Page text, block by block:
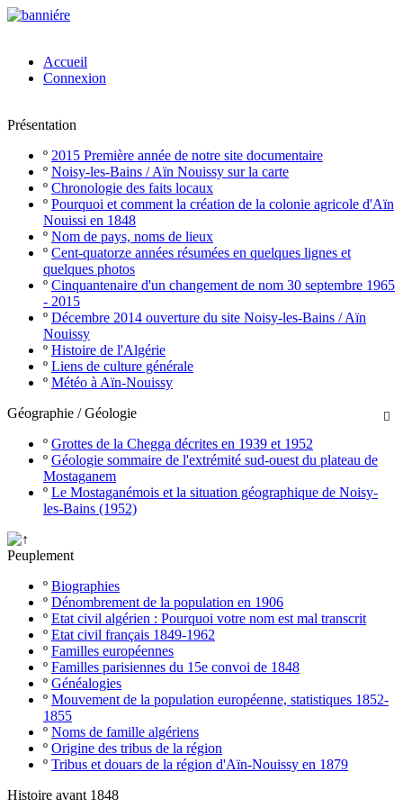
Accueil
Connexion
Présentation
º 2015 Première année de notre site documentaire
º Noisy-les-Bains / Aïn Nouissy sur la carte
º Chronologie des faits locaux
º Pourquoi et comment la création de la colonie agricole d'Aïn
Nouissi en 1848
º Nom de pays, noms de lieux
º Cent-quatorze années résumées en quelques lignes et
quelques photos
º Cinquantenaire d'un changement de nom 30 septembre 1965
- 2015
º Décembre 2014 ouverture du site Noisy-les-Bains / Aïn
Nouissy
º Histoire de l'Algérie
º Liens de culture générale
º Météo à Aïn-Nouissy

Géographie / Géologie
º Grottes de la Chegga décrites en 1939 et 1952
º Géologie sommaire de l'extrémité sud-ouest du plateau de
Mostaganem
º Le Mostaganémois et la situation géographique de Noisy-
les-Bains (1952)
Peuplement
º Biographies
º Dénombrement de la population en 1906
º Etat civil algérien : Pourquoi votre nom est mal transcrit
º Etat civil français 1849-1962
º Familles européennes
º Familles parisiennes du 15e convoi de 1848
º Généalogies
º Mouvement de la population européenne, statistiques 1852-
1855
º Noms de famille algériens
º Origine des tribus de la région
º Tribus et douars de la région d'Aïn-Nouissy en 1879
Histoire avant 1848